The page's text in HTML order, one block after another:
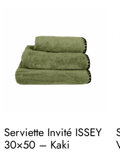
Serviette Invité ISSEY
30×50 – Kaki